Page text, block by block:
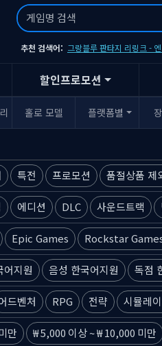
추천 검색어: 그랑블루 판타지 리링크 -
할인프로모션
홀로 모델 플랫폼별
특전 프로모션 품절상품 제
에디션 DLC 사운드트랙
Epic Games
Rockstar
어지원 음성 한국어지원
독점
드벤처 RPG 전략 시뮬레
만 5,000 이상~ 10,000 미만